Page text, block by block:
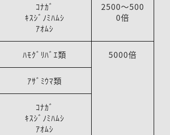
ｺﾅｶﾞ
ｷｽｼﾞﾉﾐﾊﾑｼ
ｱｵﾑｼ
2500～500
0倍
ﾊﾓｸﾞﾘﾊﾞｴ類 5000倍
ｱｻﾞﾐｳﾏ類
ｺﾅｶﾞ
ｷｽｼﾞﾉﾐﾊﾑｼ
ｱｵﾑｼ